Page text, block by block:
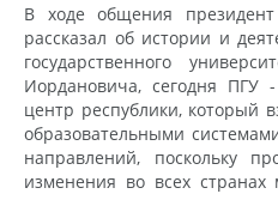
В ходе общения
рассказал об истории и
государственного
Иордановича, сегодня ПГУ
центр республики, который
образовательными
направлений, поскольку
изменения во всех